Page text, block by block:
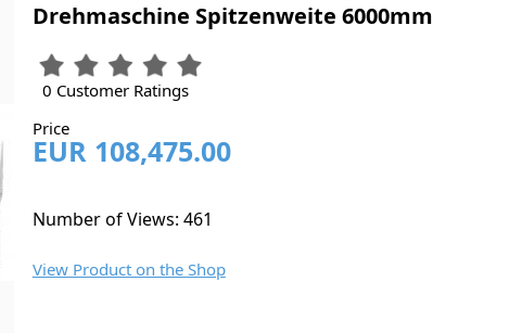
Drehmaschine Spitzenweite 6000mm
0 Customer Ratings
Price
EUR 108,475.00
Number of Views: 461
View Product on the Shop